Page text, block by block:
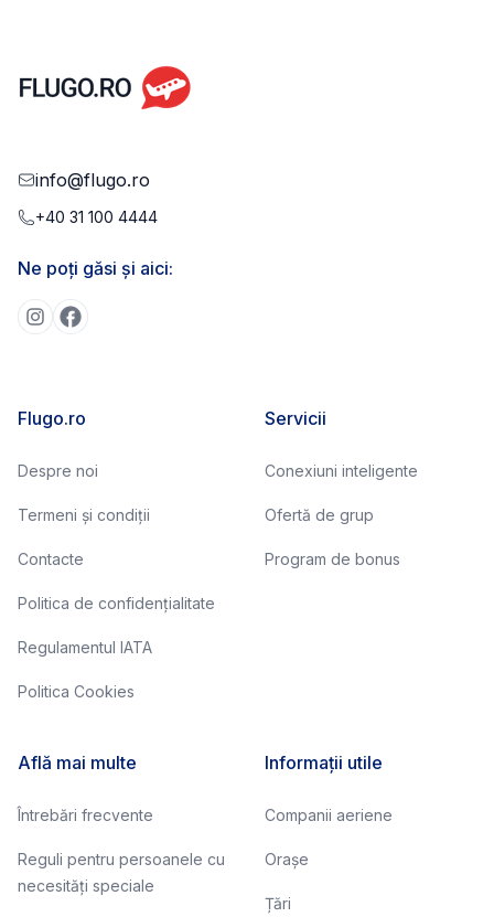
info@flugo.ro
+40 31 100 4444
Ne poți găsi și aici:
Flugo.ro
Despre noi
Termeni și condiții
Contacte
Politica de confidențialitate
Regulamentul IATA
Politica Cookies
Servicii
Conexiuni inteligente
Ofertă de grup
Program de bonus
Află mai multe
Întrebări frecvente
Reguli pentru persoanele cu
necesități speciale
Informații utile
Companii aeriene
Orașe
Țări